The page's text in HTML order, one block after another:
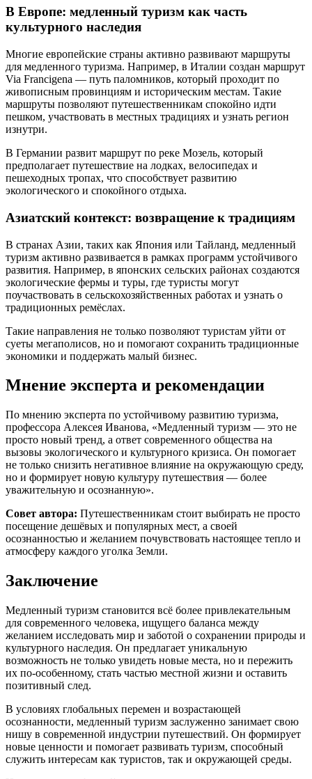
В Европе: медленный туризм как часть
культурного наследия
Многие европейские страны активно развивают маршруты
для медленного туризма. Например, в Италии создан маршрут
Via Francigena — путь паломников, который проходит по
живописным провинциям и историческим местам. Такие
маршруты позволяют путешественникам спокойно идти
пешком, участвовать в местных традициях и узнать регион
изнутри.
В Германии развит маршрут по реке Мозель, который
предполагает путешествие на лодках, велосипедах и
пешеходных тропах, что способствует развитию
экологического и спокойного отдыха.
Азиатский контекст: возвращение к традициям
В странах Азии, таких как Япония или Тайланд, медленный
туризм активно развивается в рамках программ устойчивого
развития. Например, в японских сельских районах создаются
экологические фермы и туры, где туристы могут
поучаствовать в сельскохозяйственных работах и узнать о
традиционных ремёслах.
Такие направления не только позволяют туристам уйти от
суеты мегаполисов, но и помогают сохранить традиционные
экономики и поддержать малый бизнес.
Мнение эксперта и рекомендации
По мнению эксперта по устойчивому развитию туризма,
профессора Алексея Иванова, «Медленный туризм — это не
просто новый тренд, а ответ современного общества на
вызовы экологического и культурного кризиса. Он помогает
не только снизить негативное влияние на окружающую среду,
но и формирует новую культуру путешествия — более
уважительную и осознанную».
Совет автора: Путешественникам стоит выбирать не просто
посещение дешёвых и популярных мест, а своей
осознанностью и желанием почувствовать настоящее тепло и
атмосферу каждого уголка Земли.
Заключение
Медленный туризм становится всё более привлекательным
для современного человека, ищущего баланса между
желанием исследовать мир и заботой о сохранении природы и
культурного наследия. Он предлагает уникальную
возможность не только увидеть новые места, но и пережить
их по-особенному, стать частью местной жизни и оставить
позитивный след.
В условиях глобальных перемен и возрастающей
осознанности, медленный туризм заслуженно занимает свою
нишу в современной индустрии путешествий. Он формирует
новые ценности и помогает развивать туризм, способный
служить интересам как туристов, так и окружающей среды.